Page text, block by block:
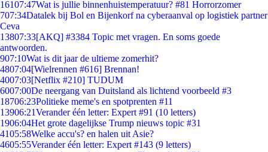
16107:47Wat is jullie binnenhuistemperatuur? #81 Horrorzomer
707:34Datalek bij Bol en Bijenkorf na cyberaanval op logistiek partner
Ceva
13807:33[AKQ] #3384 Topic met vragen. En soms goede
antwoorden.
907:10Wat is dit jaar de ultieme zomerhit?
4807:04[Wielrennen #616] Brennan!
4007:03[Netflix #210] TUDUM
6007:00De neergang van Duitsland als lichtend voorbeeld #3
18706:23Politieke meme's en spotprenten #11
13906:21Verander één letter: Expert #91 (10 letters)
1906:04Het grote dagelijkse Trump nieuws topic #31
4105:58Welke accu's? en halen uit Asie?
4605:55Verander één letter: Expert #143 (9 letters)